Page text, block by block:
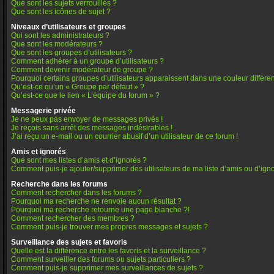
Que sont les sujets verrouillés ?
Que sont les icônes de sujet ?
Niveaux d’utilisateurs et groupes
Qui sont les administrateurs ?
Que sont les modérateurs ?
Que sont les groupes d’utilisateurs ?
Comment adhérer à un groupe d’utilisateurs ?
Comment devenir modérateur de groupe ?
Pourquoi certains groupes d’utilisateurs apparaissent dans une couleur
Qu’est-ce qu’un « Groupe par défaut » ?
Qu’est-ce que le lien « L’équipe du forum » ?
Messagerie privée
Je ne peux pas envoyer de messages privés !
Je reçois sans arrêt des messages indésirables !
J’ai reçu un e-mail ou un courrier abusif d’un utilisateur de ce forum !
Amis et ignorés
Que sont mes listes d’amis et d’ignorés ?
Comment puis-je ajouter/supprimer des utilisateurs de ma liste d’amis ou
Recherche dans les forums
Comment rechercher dans les forums ?
Pourquoi ma recherche ne renvoie aucun résultat ?
Pourquoi ma recherche retourne une page blanche ?!
Comment rechercher des membres ?
Comment puis-je trouver mes propres messages et sujets ?
Surveillance des sujets et favoris
Quelle est la différence entre les favoris et la surveillance ?
Comment surveiller des forums ou sujets particuliers ?
Comment puis-je supprimer mes surveillances de sujets ?